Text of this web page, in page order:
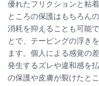
優れたフリクションと粘
ところの保護はもちろん
消耗を抑えることも可能
とで、テーピングの浮き
ます。個人による感覚の
発生するズレや違和感を
の保護や皮膚が裂けたと